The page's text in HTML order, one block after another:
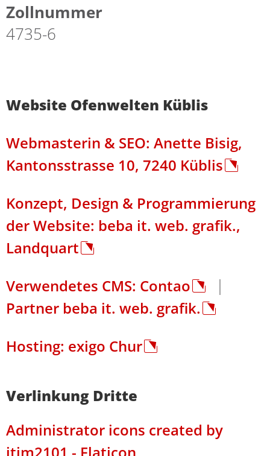
Zollnummer
4735-6
Website Ofenwelten Küblis
Webmasterin & SEO: Anette Bisig,
Kantonsstrasse 10, 7240 Küblis
Konzept, Design & Programmierung
der Website: beba it. web. grafik.,
Landquart
Verwendetes CMS: Contao
|
Partner beba it. web. grafik.
Hosting: exigo Chur
Verlinkung Dritte
Administrator icons created by
itim2101 - Flaticon